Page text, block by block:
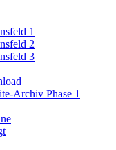
1
2
3
Archiv Phase 1